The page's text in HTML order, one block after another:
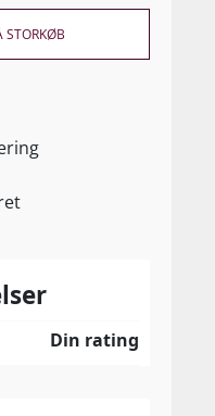
STORKØB
Din rating